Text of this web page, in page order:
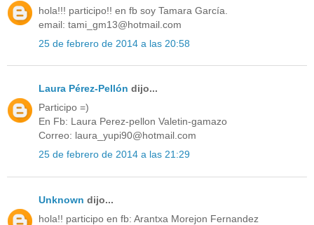
hola!!! participo!! en fb soy Tamara García.
email: tami_gm13@hotmail.com
25 de febrero de 2014 a las 20:58
Laura Pérez-Pellón dijo...
Participo =)
En Fb: Laura Perez-pellon Valetin-gamazo
Correo: laura_yupi90@hotmail.com
25 de febrero de 2014 a las 21:29
Unknown dijo...
hola!! participo en fb: Arantxa Morejon Fernandez